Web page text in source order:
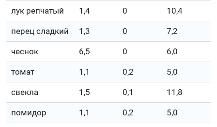
лук репчатый 1,4 0 10,4
перец сладкий 1,3 0 7,2
чеснок 6,5 0 6,0
томат 1,1 0,2 5,0
свекла 1,5 0,1 11,8
помидор 1,1 0,2 5,0